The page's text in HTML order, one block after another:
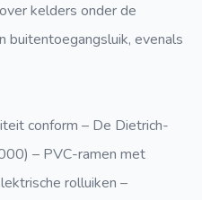
kelders onder de
evenals
conform – De Dietrich-
– PVC-ramen met
rolluiken –